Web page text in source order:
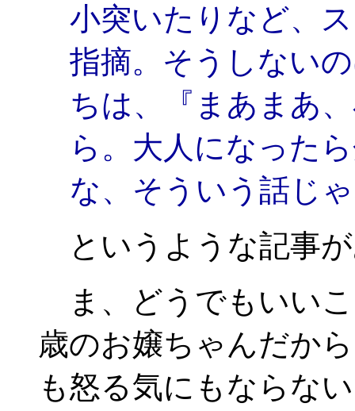
小突いたりなど、
指摘。そうしない
ちは、『まあまあ
ら。大人になった
な、そういう話じ
というような記事
ま、どうでもいい
歳のお嬢ちゃんだか
も怒る気にもならな